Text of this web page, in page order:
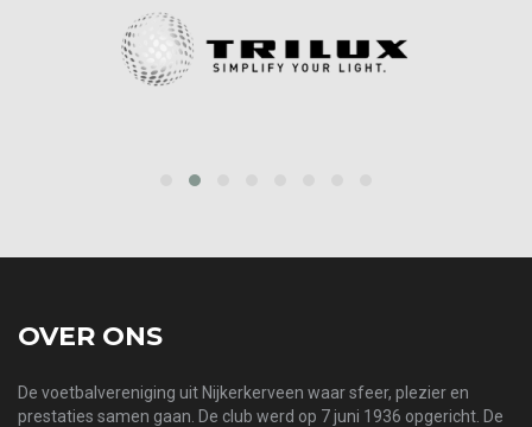
OVER ONS
De voetbalvereniging uit Nijkerkerveen waar sfeer, plezier en
prestaties samen gaan. De club werd op 7 juni 1936 opgericht. De